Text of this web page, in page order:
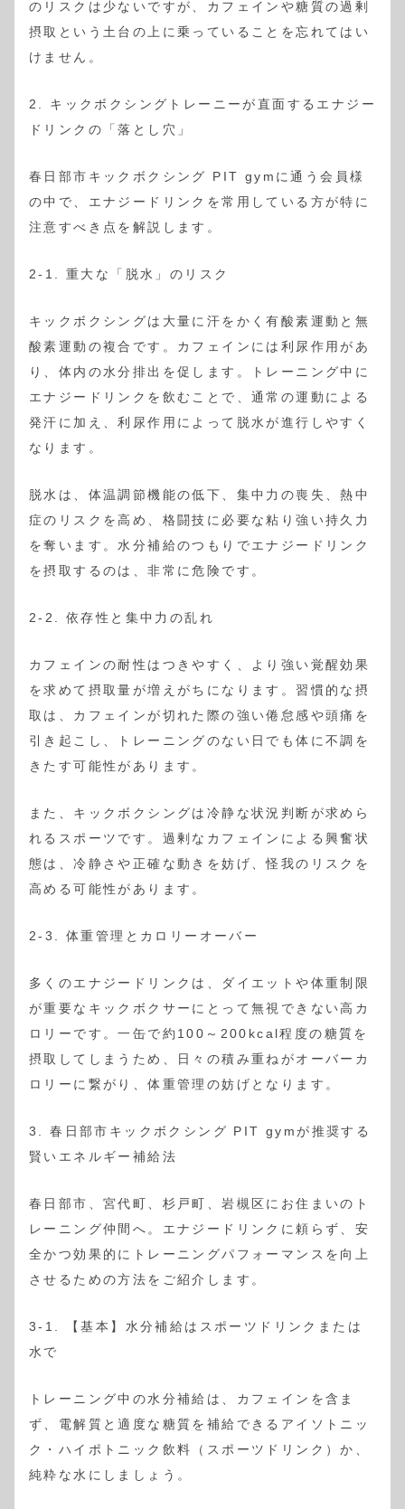
のリスクは少ないですが、カフェインや糖質の過剰
摂取という土台の上に乗っていることを忘れてはい
けません。
2. キックボクシングトレーニーが直面するエナジー
ドリンクの「落とし穴」
春日部市キックボクシング PIT gymに通う会員様
の中で、エナジードリンクを常用している方が特に
注意すべき点を解説します。
2-1. 重大な「脱水」のリスク
キックボクシングは大量に汗をかく有酸素運動と無
酸素運動の複合です。カフェインには利尿作用があ
り、体内の水分排出を促します。トレーニング中に
エナジードリンクを飲むことで、通常の運動による
発汗に加え、利尿作用によって脱水が進行しやすく
なります。
脱水は、体温調節機能の低下、集中力の喪失、熱中
症のリスクを高め、格闘技に必要な粘り強い持久力
を奪います。水分補給のつもりでエナジードリンク
を摂取するのは、非常に危険です。
2-2. 依存性と集中力の乱れ
カフェインの耐性はつきやすく、より強い覚醒効果
を求めて摂取量が増えがちになります。習慣的な摂
取は、カフェインが切れた際の強い倦怠感や頭痛を
引き起こし、トレーニングのない日でも体に不調を
きたす可能性があります。
また、キックボクシングは冷静な状況判断が求めら
れるスポーツです。過剰なカフェインによる興奮状
態は、冷静さや正確な動きを妨げ、怪我のリスクを
高める可能性があります。
2-3. 体重管理とカロリーオーバー
多くのエナジードリンクは、ダイエットや体重制限
が重要なキックボクサーにとって無視できない高カ
ロリーです。一缶で約100～200kcal程度の糖質を
摂取してしまうため、日々の積み重ねがオーバーカ
ロリーに繋がり、体重管理の妨げとなります。
3. 春日部市キックボクシング PIT gymが推奨する
賢いエネルギー補給法
春日部市、宮代町、杉戸町、岩槻区にお住まいのト
レーニング仲間へ。エナジードリンクに頼らず、安
全かつ効果的にトレーニングパフォーマンスを向上
させるための方法をご紹介します。
3-1. 【基本】水分補給はスポーツドリンクまたは
水で
トレーニング中の水分補給は、カフェインを含ま
ず、電解質と適度な糖質を補給できるアイソトニッ
ク・ハイポトニック飲料（スポーツドリンク）か、
純粋な水にしましょう。